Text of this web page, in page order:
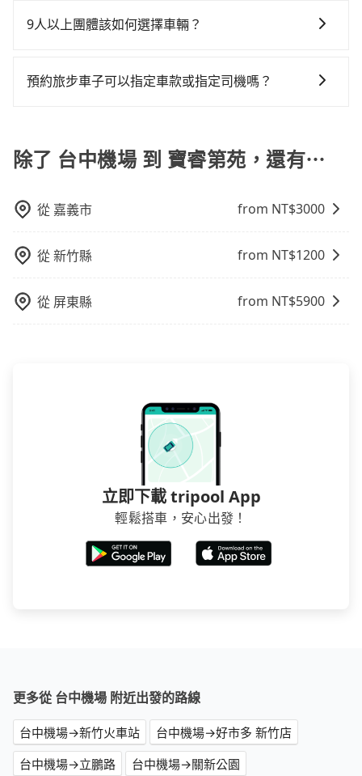
修理，每一次租車都好像在開樂透一樣。另外，偶爾也
車或者要載其他乘客的人來說就有不小的風險。最後，
車。 時間：需在特定時間到達目的地可選包車或計程
則可搭乘大眾運輸。
30吋的行李箱，但如有大件行李、衝浪板、樂器、廣告
遮住司機視線、不會破壞車體、不影響行車安全，會讓
9人以上團體該如何選擇車輛？
9人以上之廂型車，其實屬違法。在現行法律下，營業小
行照不符，連司機的駕照都會不符。在路上被警察盤查
請下車終止行程事小，如果發生意外，保險公司可不予
給賭上。通常人數沒有超過10位，建議預約一台九人座
台中巴比較方便。但也有例外，比方說有些山區或路段
台確認。
預約旅步車子可以指定車款或指定司機嗎？
booking@tripool.app聯繫我們，將有專人協助回覆確
認是否能協助安排。。
除了 台中機場 到 寶睿第苑，還有⋯
從 嘉義市 from NT$3000
從新竹縣 from NT$1200
從 屏東縣 from NT$5900
立即下載 tripool App
輕鬆搭車，安心出發！
更多從 台中機場 附近出發的路線
台中機場→新竹火車站
台中機場→好市多 新竹店
台中機場→立鵬路
台中機場→關新公園